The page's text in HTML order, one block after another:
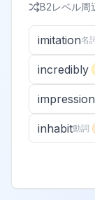
B2レベル周
imitation名
incredibly
impression
inhabit動詞